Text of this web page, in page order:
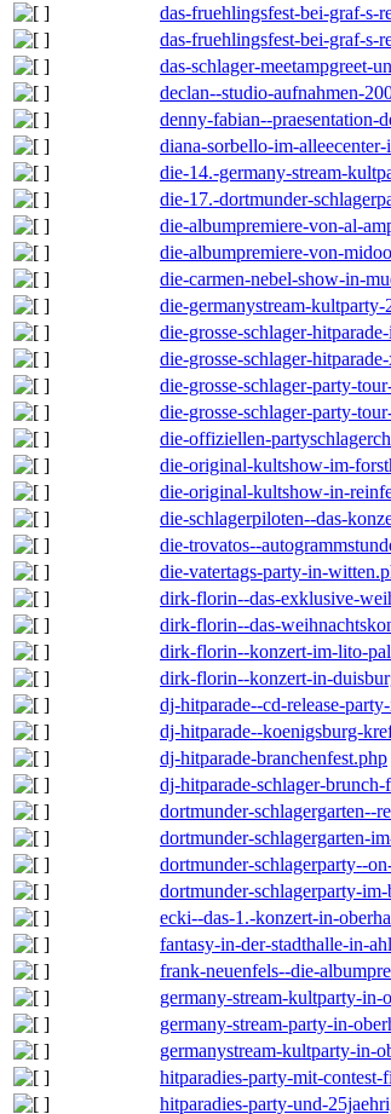
das-fruehlingsfest-bei-graf-s-
das-fruehlingsfest-bei-graf-s-
das-schlager-meetampgreet-
declan--studio-aufnahmen-
denny-fabian--praesentation-
diana-sorbello-im-
die-14.-germany-stream-
die-17.-dortmunder-
die-albumpremiere-von-al-
die-albumpremiere-von-
die-carmen-nebel-show-in-
die-germanystream-
die-grosse-schlager-
die-grosse-schlager-
die-grosse-schlager-party-
die-grosse-schlager-party-
die-offiziellen-
die-original-kultshow-im-
die-original-kultshow-in-
die-schlagerpiloten--das-
die-trovatos--
die-vatertags-party-in-
dirk-florin--das-exklusive-
dirk-florin--das-
dirk-florin--konzert-im-lito-
dirk-florin--konzert-in-
dj-hitparade--cd-release-
dj-hitparade--koenigsburg-
dj-hitparade-branchenfest.php
dj-hitparade-schlager-brunch-
dortmunder-schlagergarten--
dortmunder-schlagergarten-
dortmunder-schlagerparty--
dortmunder-schlagerparty-
ecki--das-1.-konzert-in-
fantasy-in-der-stadthalle-in-
frank-neuenfels--die-
germany-stream-kultparty-in-
germany-stream-party-in-
germanystream-kultparty-in-
hitparadies-party-mit-
hitparadies-party-und-